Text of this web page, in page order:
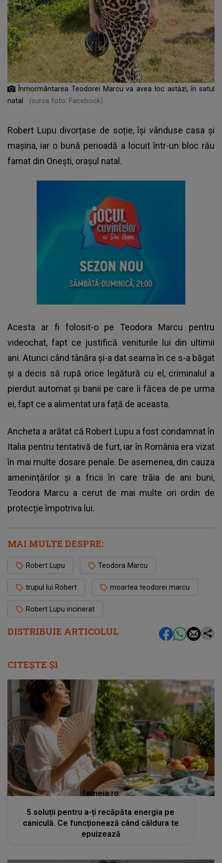
DISTRIBUIE ARTICOLUL
Înmormântarea Teodorei Marcu va avea loc astăzi, în satul
natal
(sursa foto: Facebook)
Robert Lupu divorțase de soție, își vânduse casa și
mașina, iar o bună perioadă a locuit într-un bloc rău
famat din Onești, orașul natal.
Acesta ar fi folosit-o pe Teodora Marcu pentru
videochat, fapt ce justifică veniturile lui din ultimii
ani. Atunci când tânăra și-a dat seama în ce s-a băgat
și a decis să rupă orice legătură cu el, criminalul a
pierdut automat și banii pe care îi făcea de pe urma
ei, fapt ce a alimentat ura față de aceasta.
Ancheta a arătat că Robert Lupu a fost condamnat în
Italia pentru tentativă de furt, iar în România era vizat
în mai multe dosare penale. De asemenea, din cauza
amenințărilor și a fricii în care trăia de ani buni,
Teodora Marcu a cerut de mai multe ori ordin de
protecție împotriva lui.
MAI MULTE DESPRE:
Robert Lupu Teodora Marcu
trupul lui Robert moartea teodorei marcu
Robert Lupu incinerat
CITEȘTE ȘI
femeia.ro
5 soluții pentru a-ți recăpăta energia pe
caniculă. Ce funcționează când căldura te
epuizează